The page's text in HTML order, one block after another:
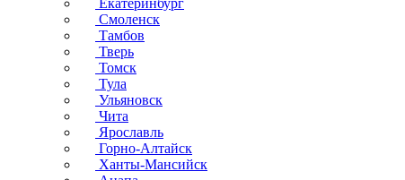
Екатеринбург
Смоленск
Тамбов
Тверь
Томск
Тула
Ульяновск
Чита
Ярославль
Горно-Алтайск
Ханты-Мансийск